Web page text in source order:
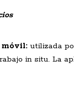
utilizada
in situ. La